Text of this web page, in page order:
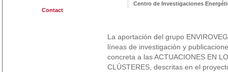
Contact
Centro de Investigaciones
La aportación del grupo
líneas de investigación y
concreta a las ACTUACIONES EN
CLÚSTERES, descritas en el